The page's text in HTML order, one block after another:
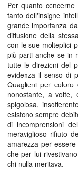
Per quanto
tanto dell'insigne
grande importanza
diffusione della
con le sue molteplici
più parti anche se in
tutte le direzioni del
evidenza il senso di
Quaglieni per
nonostante, a volte,
spigolosa,
esistono sempre
di incomprensioni
meraviglioso rifiuto
amarezza per
che per lui
chi nulla meritava.